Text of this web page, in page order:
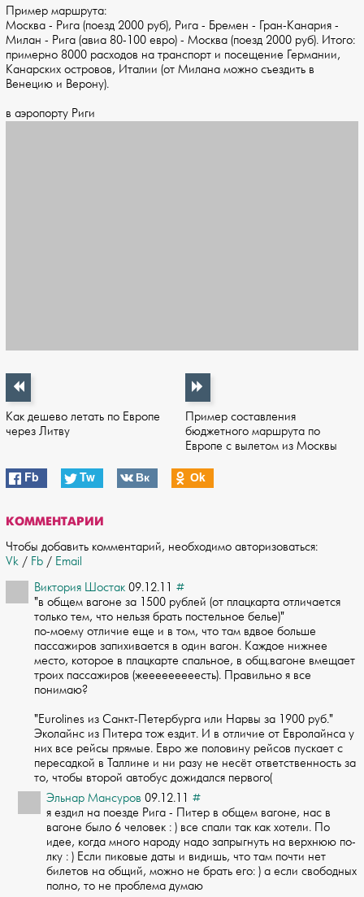
Пример маршрута:
Москва - Рига (поезд 2000 руб), Рига - Бремен - Гран-Канария -
Милан - Рига (авиа 80-100 евро) - Москва (поезд 2000 руб). Итого:
примерно 8000 расходов на транспорт и посещение Германии,
Канарских островов, Италии (от Милана можно съездить в
Венецию и Верону).
в аэропорту Риги
Как дешево летать по Европе
через Литву
Пример составления
бюджетного маршрута по
Европе с вылетом из Москвы
Fb Tw Вк Оk
КОММЕНТАРИИ
Чтобы добавить комментарий, необходимо авторизоваться:
Vk / Fb / Email
Виктория Шостак 09.12.11 #
"в общем вагоне за 1500 рублей (от плацкарта отличается
только тем, что нель­зя брать постельное белье)"
по-моему отличие еще и в том, что там вдвое бол­ьше
пассажиров запихивается в один вагон. Каждое нижнее
место, которое в плацкарт­е спальное, в общ.вагоне вмещает
троих пассажиров (жееееееееесть). Правильно я вс­е
понимаю?
"Eurolines из Санкт-Петербурга или Нарвы за 1900 руб."
Э­колайнс из Питера тож ездит. И в отличие от Евролайнса у
них все рейсы прямые. Ев­ро же половину рейсов пускает с
пересадкой в Таллине и ни разу не несёт ответстве­нность за
то, чтобы второй автобус дожидался первого(
Эльнар Мансуров 09.12.11 #
я ездил на поезде Рига - Питер в общем вагоне, нас в
вагоне было 6 человек : ) вс­е спали так как хотели. По
идее, когда много народу надо запрыгнуть на верхнюю по­
лку : ) Если пиковые даты и видишь, что там почти нет
билетов на общий, можно не ­брать его: ) а если свободных
полно, то не проблема думаю